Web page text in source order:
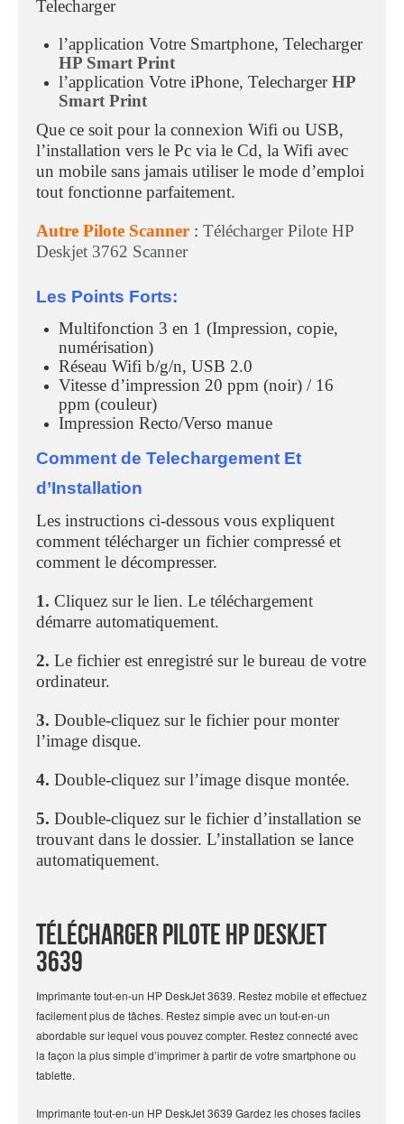
Telecharger
l’application Votre Smartphone, Telecharger
HP Smart Print
l’application Votre iPhone, TelechargerHP
Smart Print
Que ce soit pour la connexion Wifi ou USB,
l’installation vers le Pc via le Cd, la Wifi avec
un mobile sans jamais utiliser le mode d’emploi
tout fonctionne parfaitement.
Autre Pilote Scanner : Télécharger Pilote HP
Deskjet 3762 Scanner
Les Points Forts:
Multifonction 3 en 1 (Impression, copie,
numérisation)
Réseau Wifi b/g/n, USB 2.0
Vitesse d’impression 20 ppm (noir) / 16
ppm (couleur)
Impression Recto/Verso manue
Comment de Telechargement Et
d’Installation
Les instructions ci-dessous vous expliquent
comment télécharger un fichier compressé et
comment le décompresser.
1. Cliquez sur le lien. Le téléchargement
démarre automatiquement.
2. Le fichier est enregistré sur le bureau de votre
ordinateur.
3. Double-cliquez sur le fichier pour monter
l’image disque.
4. Double-cliquez sur l’image disque montée.
5. Double-cliquez sur le fichier d’installation se
trouvant dans le dossier. L’installation se lance
automatiquement.
Télécharger Pilote HP Deskjet
3639
Imprimante tout-en-un HP DeskJet 3639. Restez mobile et effectuez
facilement plus de tâches. Restez simple avec un tout-en-un
abordable sur lequel vous pouvez compter. Restez connecté avec
la façon la plus simple d’imprimer à partir de votre smartphone ou
tablette.
Imprimante tout-en-un HP DeskJet 3639 Gardez les choses faciles